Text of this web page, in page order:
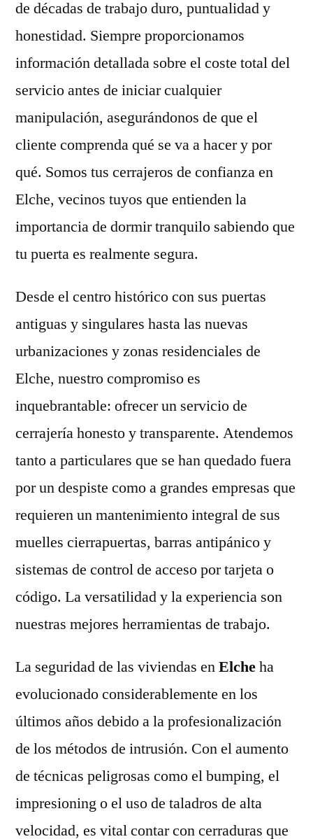
de décadas de trabajo duro, puntualidad y
honestidad. Siempre proporcionamos
información detallada sobre el coste total del
servicio antes de iniciar cualquier
manipulación, asegurándonos de que el
cliente comprenda qué se va a hacer y por
qué. Somos tus cerrajeros de confianza en
Elche, vecinos tuyos que entienden la
importancia de dormir tranquilo sabiendo que
tu puerta es realmente segura.
Desde el centro histórico con sus puertas
antiguas y singulares hasta las nuevas
urbanizaciones y zonas residenciales de
Elche, nuestro compromiso es
inquebrantable: ofrecer un servicio de
cerrajería honesto y transparente. Atendemos
tanto a particulares que se han quedado fuera
por un despiste como a grandes empresas que
requieren un mantenimiento integral de sus
muelles cierrapuertas, barras antipánico y
sistemas de control de acceso por tarjeta o
código. La versatilidad y la experiencia son
nuestras mejores herramientas de trabajo.
La seguridad de las viviendas enElcheha
evolucionado considerablemente en los
últimos años debido a la profesionalización
de los métodos de intrusión. Con el aumento
de técnicas peligrosas como el bumping, el
impresioning o el uso de taladros de alta
velocidad, es vital contar con cerraduras que